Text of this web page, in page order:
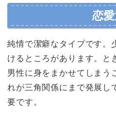
恋
純情で潔癖なタイプです。
けるところがあります。と
男性に身をまかせてしまう
れが三角関係にまで発展し
要です。